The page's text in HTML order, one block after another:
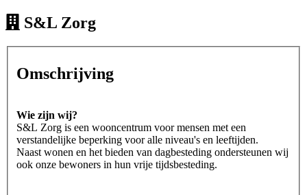
S&L Zorg
Omschrijving
Wie zijn wij?
S&L Zorg is een wooncentrum voor mensen met een
verstandelijke beperking voor alle niveau's en leeftijden.
Naast wonen en het bieden van dagbesteding ondersteunen wij
ook onze bewoners in hun vrije tijdsbesteding.